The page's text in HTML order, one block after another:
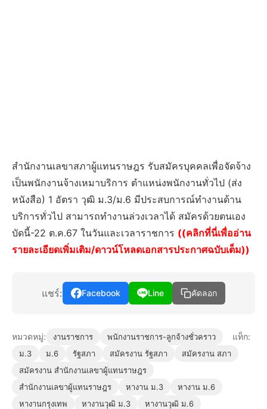
สำนักงานเลขาสภาผู้แทนราษฎร รับสมัครบุคคลเพื่อจัดจ้าง
เป็นพนักงานจ้างเหมาบริการ ตำแหน่งพนักงานทั่วไป (ส่ง
หนังสือ) 1 อัตรา วุฒิ ม.3/ม.6 มีประสบการณ์ทำงานด้าน
บริการทั่วไป สามารถทำงานล่วงเวลาได้ สมัครด้วยตนเอง
บัดนี้-22 ต.ค.67 ในวันและเวลาราชการ ((คลิกที่นี่เพื่ออ่าน
รายละเอียดเพิ่มเติม/ดาวน์โหลดเอกสารประกาศฉบับเต็ม))
แชร์: Facebook Line คัดลอก
หมวดหมู่: งานราชการ พนักงานราชการ-ลูกจ้างชั่วคราว แท็ก:
ม.3 ม.6 รัฐสภา สมัครงาน รัฐสภา
สมัครงาน สภา
สมัครงาน สำนักงานเลขาผู้แทนราษฎร
สำนักงานเลขาผู้แทนราษฎร
หางาน ม.3
หางาน ม.6
หางานกรุงเทพ
หางานวุฒิ ม.3 หางานวุฒิ ม.6